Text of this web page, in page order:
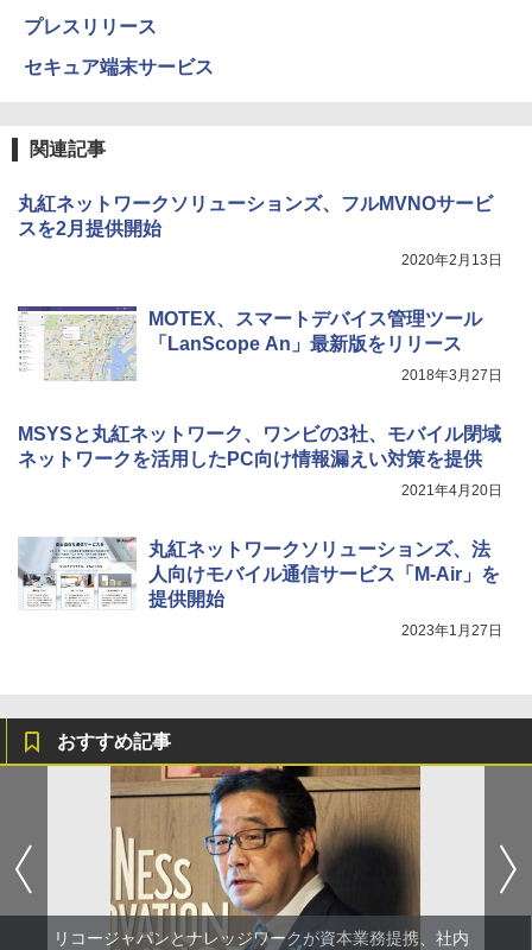
プレスリリース
セキュア端末サービス
関連記事
丸紅ネットワークソリューションズ、フルMVNOサービ
スを2月提供開始
2020年2月13日
MOTEX、スマートデバイス管理ツール
「LanScope An」最新版をリリース
2018年3月27日
MSYSと丸紅ネットワーク、ワンビの3社、モバイル閉域
ネットワークを活用したPC向け情報漏えい対策を提供
2021年4月20日
丸紅ネットワークソリューションズ、法
人向けモバイル通信サービス「M-Air」を
提供開始
2023年1月27日
おすすめ記事
リコージャパンとナレッジワークが資本業務提携、社内